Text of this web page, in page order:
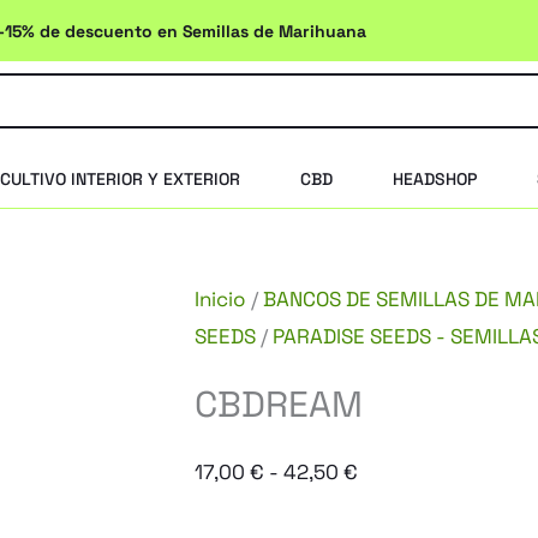
-15% de descuento en Semillas de Marihuana
CULTIVO INTERIOR Y EXTERIOR CBD HEADSHOP
Inicio /BANCOS DE SEMILLAS DE
SEEDS / PARADISE SEEDS -
CBDREAM
17,00 € - 42,50 €